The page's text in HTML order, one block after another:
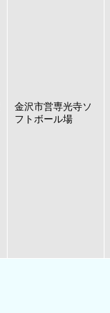
金沢市営専光寺ソ
フトボール場